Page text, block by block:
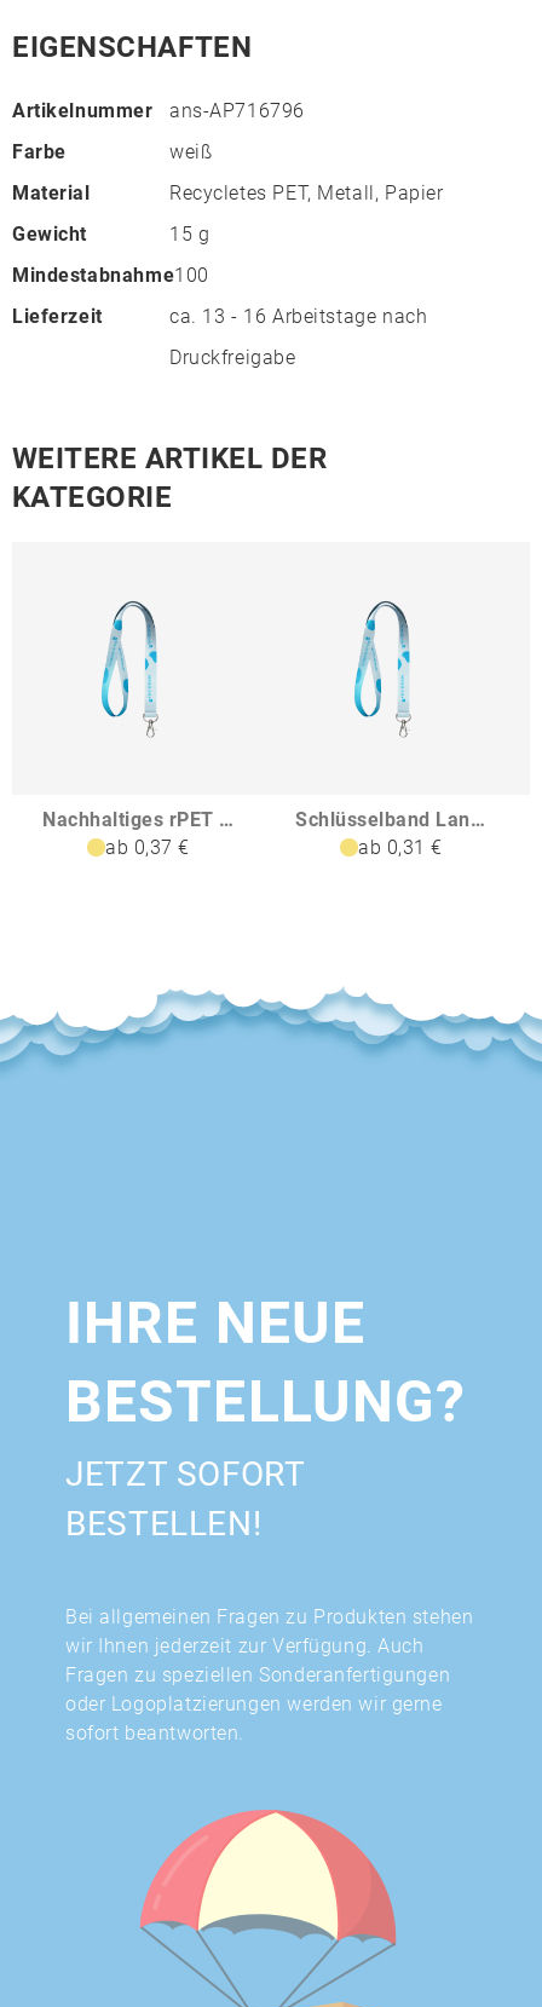
EIGENSCHAFTEN
Artikelnummer
ans-AP716796
Farbe
weiß
Material
Recycletes PET, Metall, Papier
Gewicht
15 g
Mindestabnahme100
Lieferzeit
ca. 13 - 16 Arbeitstage nach
Druckfreigabe
WEITERE ARTIKEL DER
KATEGORIE
Nachhaltiges rPET Basic Schlüsselband Lanyard
ab 0,37 €
Schlüsselband Lanyard
ab 0,31 €
IHRE NEUE
BESTELLUNG?
JETZT SOFORT
BESTELLEN!
Bei allgemeinen Fragen zu Produkten stehen
wir Ihnen jederzeit zur Verfügung. Auch
Fragen zu speziellen Sonderanfertigungen
oder Logoplatzierungen werden wir gerne
sofort beantworten.